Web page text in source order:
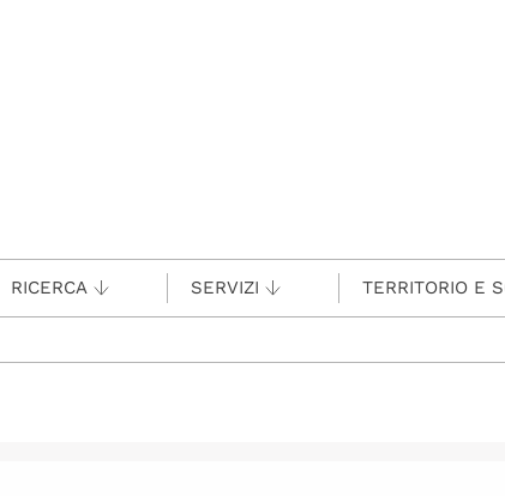
RICERCA SERVIZI TERRITORIO E